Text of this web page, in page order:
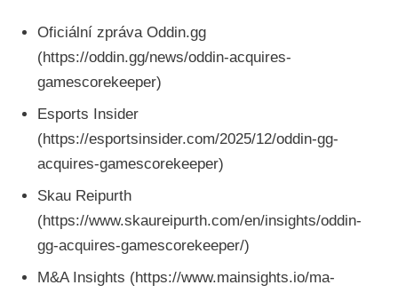
Oficiální zpráva Oddin.gg
(https://oddin.gg/news/oddin-acquires-
gamescorekeeper)
Esports Insider
(https://esportsinsider.com/2025/12/oddin-gg-
acquires-gamescorekeeper)
Skau Reipurth
(https://www.skaureipurth.com/en/insights/oddin-
gg-acquires-gamescorekeeper/)
M&A Insights (https://www.mainsights.io/ma-